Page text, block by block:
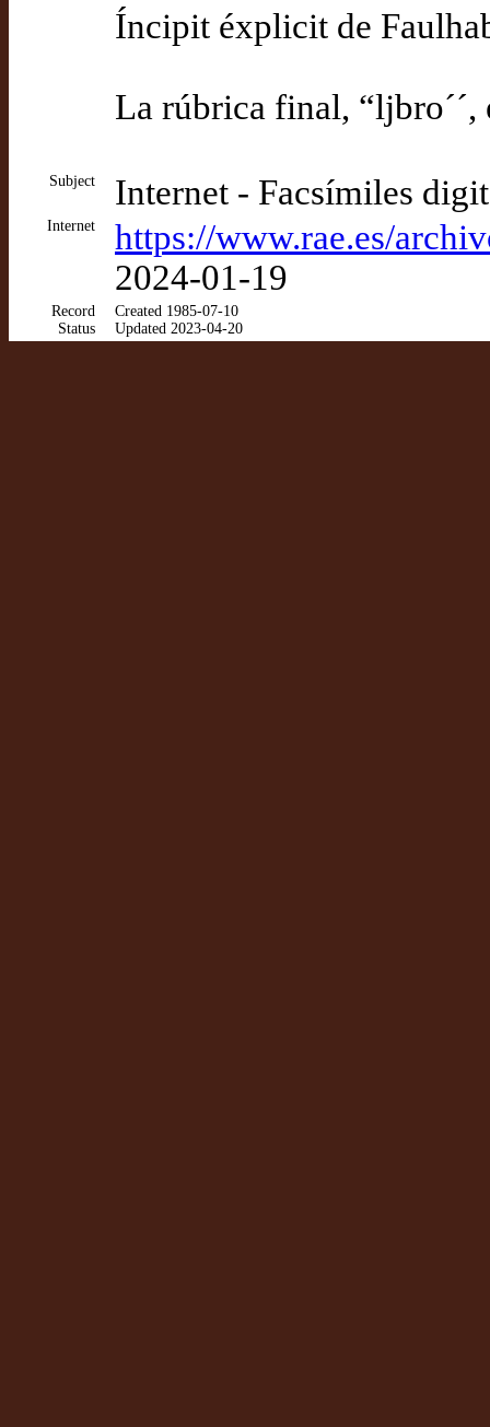
Íncipit éxplicit de
La rúbrica final,
Subject Internet - Facsímiles
Internet
https://www.rae.es/
2024-01-19
Record
Status
Created 1985-07-10
Updated 2023-04-20